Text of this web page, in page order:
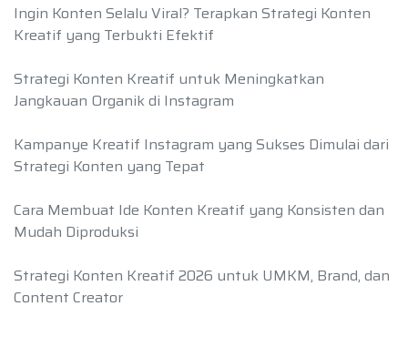
Ingin Konten Selalu Viral? Terapkan Strategi Konten
Kreatif yang Terbukti Efektif
Strategi Konten Kreatif untuk Meningkatkan
Jangkauan Organik di Instagram
Kampanye Kreatif Instagram yang Sukses Dimulai dari
Strategi Konten yang Tepat
Cara Membuat Ide Konten Kreatif yang Konsisten dan
Mudah Diproduksi
Strategi Konten Kreatif 2026 untuk UMKM, Brand, dan
Content Creator